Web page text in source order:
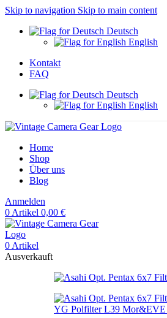
Skip to navigation Skip to main content
Deutsch
English
Kontakt
FAQ
Deutsch
English
Home
Shop
Über uns
Blog
Anmelden
0 Artikel 0,00 €
0 Artikel
Ausverkauft